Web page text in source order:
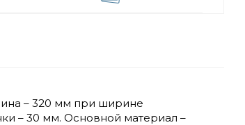
– 320 мм при ширине
– 30 мм. Основной материал –